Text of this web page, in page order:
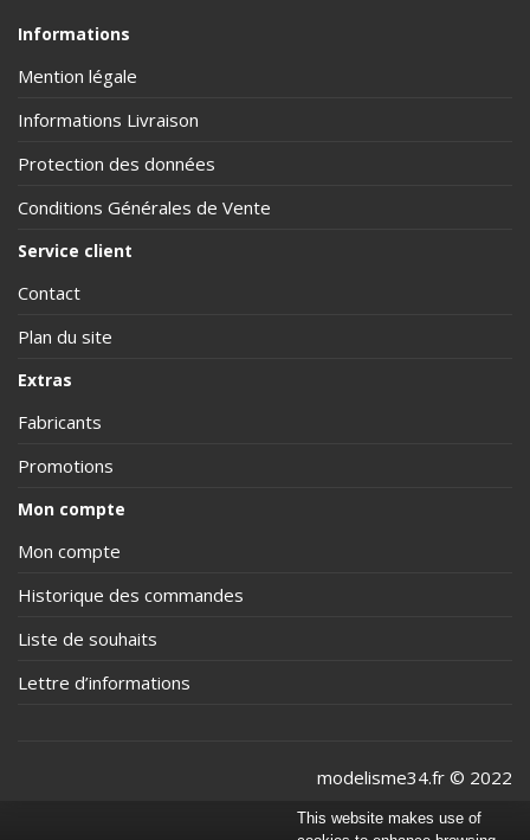
Informations
Mention légale
Informations Livraison
Protection des données
Conditions Générales de Vente
Service client
Contact
Plan du site
Extras
Fabricants
Promotions
Mon compte
Mon compte
Historique des commandes
Liste de souhaits
Lettre d’informations
modelisme34.fr © 2022
This website makes use of